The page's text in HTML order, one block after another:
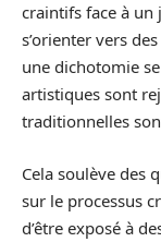
craintifs face à
s’orienter vers
une dichotomie
artistiques sont
traditionnelles
Cela soulève des
sur le processus
d’être exposé à